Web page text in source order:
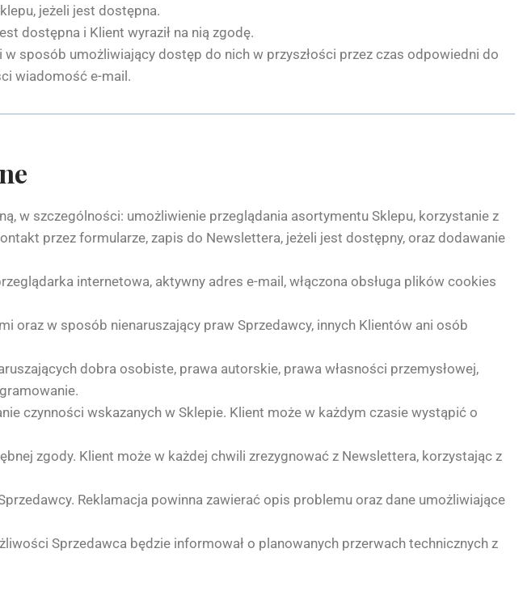
jeżeli jest dostępna.
dostępna i Klient wyraził na nią zgodę.
sposób umożliwiający dostęp do nich w przyszłości przez czas odpowiedni do
wiadomość e-mail.
w szczególności: umożliwienie przeglądania asortymentu Sklepu, korzystanie z
przez formularze, zapis do Newslettera, jeżeli jest dostępny, oraz dodawanie
internetowa, aktywny adres e-mail, włączona obsługa plików cookies
oraz w sposób nienaruszający praw Sprzedawcy, innych Klientów ani osób
dobra osobiste, prawa autorskie, prawa własności przemysłowej,
czynności wskazanych w Sklepie. Klient może w każdym czasie wystąpić o
zgody. Klient może w każdej chwili zrezygnować z Newslettera, korzystając z
Reklamacja powinna zawierać opis problemu oraz dane umożliwiające
Sprzedawca będzie informował o planowanych przerwach technicznych z